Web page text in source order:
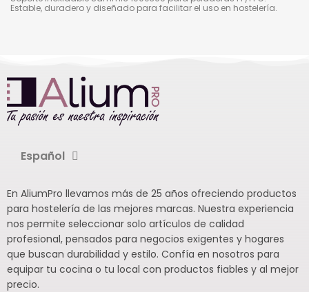
Estable, duradero y diseñado para facilitar el uso en hostelería.
Español
En AliumPro llevamos más de 25 años ofreciendo productos
para hostelería de las mejores marcas. Nuestra experiencia
nos permite seleccionar solo artículos de calidad
profesional, pensados para negocios exigentes y hogares
que buscan durabilidad y estilo. Confía en nosotros para
equipar tu cocina o tu local con productos fiables y al mejor
precio.